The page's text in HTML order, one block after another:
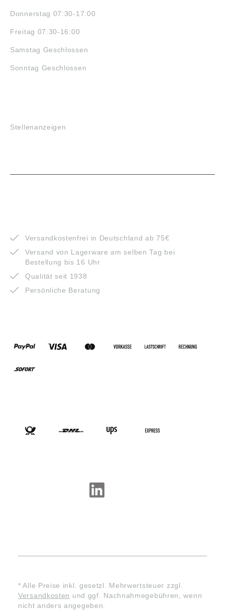
Donnerstag 07:30-17:00
Freitag 07:30-16:00
Samstag Geschlossen
Sonntag Geschlossen
Stellenanzeigen
Versandkostenfrei in Deutschland ab 75€
Versand von Lagerware am selben Tag bei
Bestellung bis 16 Uhr
Qualität seit 1938
Persönliche Beratung
* Alle Preise inkl. gesetzl. Mehrwertsteuer zzgl.
Versandkosten und ggf. Nachnahmegebühren, wenn
nicht anders angegeben.